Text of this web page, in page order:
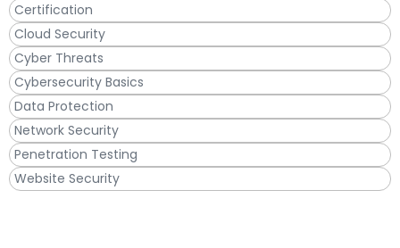
Certification
Cloud Security
Cyber Threats
Cybersecurity Basics
Data Protection
Network Security
Penetration Testing
Website Security